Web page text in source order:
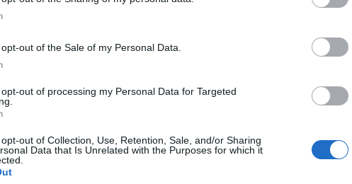
out of the Sale of my Personal Data.
out of processing my Personal Data for Targeted
out of Collection, Use, Retention, Sale, and/or Sharing
Data that Is Unrelated with the Purposes for which it